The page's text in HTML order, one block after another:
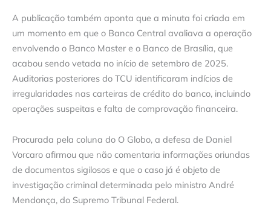
A publicação também aponta que a minuta foi criada em
um momento em que o Banco Central avaliava a operação
envolvendo o Banco Master e o Banco de Brasília, que
acabou sendo vetada no início de setembro de 2025.
Auditorias posteriores do TCU identificaram indícios de
irregularidades nas carteiras de crédito do banco, incluindo
operações suspeitas e falta de comprovação financeira.
Procurada pela coluna do O Globo, a defesa de Daniel
Vorcaro afirmou que não comentaria informações oriundas
de documentos sigilosos e que o caso já é objeto de
investigação criminal determinada pelo ministro André
Mendonça, do Supremo Tribunal Federal.